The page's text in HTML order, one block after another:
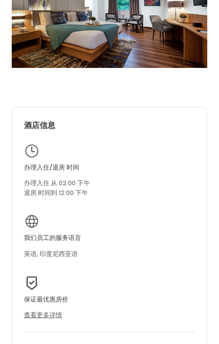
酒店信息
办理入住/退房 时间
办理入住 从 02:00 下午
退房 时间到 12:00 下午
我们员工的服务语言
英语, 印度尼西亚语
保证最优惠房价
查看更多详情